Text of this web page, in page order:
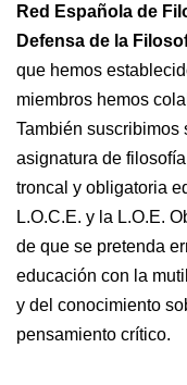
Red Española de
Defensa de la
que hemos
miembros hemos
También suscribimos
asignatura de
troncal y obligatoria
L.O.C.E. y la L.O.E.
de que se pretenda
educación con la
y del conocimiento
pensamiento crítico.